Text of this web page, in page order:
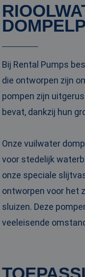
Bij Rental Pumps
die ontworpen zijn
pompen zijn
bevat, dankzij hun
Onze vuilwater
voor stedelijk
onze speciale
ontworpen voor het
sluizen. Deze
veeleisende
_ga_3GSTBZP51E
_clck
Naam
_gcl_au
MUID
bcookie
SRM_B
MR
test_cookie